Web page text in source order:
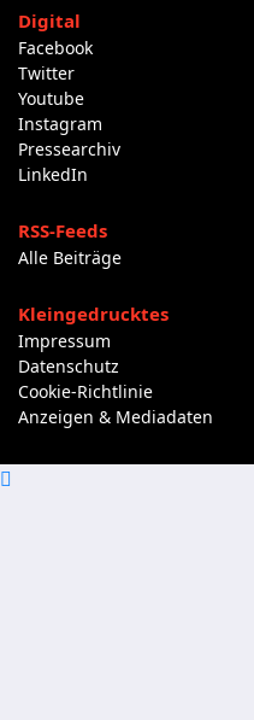
Digital
Facebook
Twitter
Youtube
Instagram
Pressearchiv
LinkedIn
RSS-Feeds
Alle Beiträge
Kleingedrucktes
Impressum
Datenschutz
Cookie-Richtlinie
Anzeigen & Mediadaten